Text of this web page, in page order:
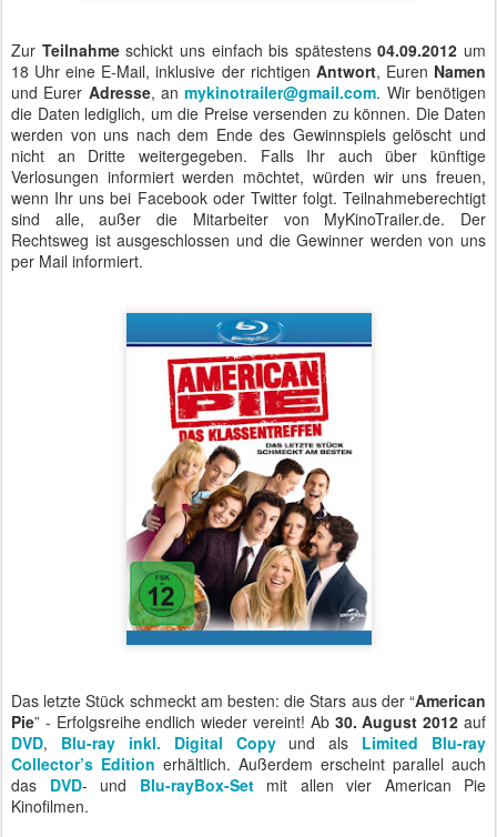
Zur Teilnahmeschickt uns einfach bis spätestens04.09.2012 um
18 Uhr eine E-Mail, inklusive der richtigen Antwort, Euren Namen
und Eurer Adresse, anmykinotrailer@gmail.com. Wir benötigen
die Daten lediglich, um die Preise versenden zu können. Die Daten
werden von uns nach dem Ende des Gewinnspiels gelöscht und
nicht an Dritte weitergegeben. Falls Ihr auch über künftige
Verlosungen informiert werden möchtet, würden wir uns freuen,
wenn Ihr uns bei Facebook oder Twitter folgt. Teilnahmeberechtigt
sind alle, außer die Mitarbeiter von MyKinoTrailer.de. Der
Rechtsweg ist ausgeschlossen und die Gewinner werden von uns
per Mail informiert.
Das letzte Stück schmeckt am besten: die Stars aus der “American
Pie” - Erfolgsreihe endlich wieder vereint! Ab 30. August 2012 auf
DVD, Blu-ray inkl. Digital Copyund als Limited Blu-ray
Collector’s Edition erhältlich. Außerdem erscheint parallel auch
das DVD- und Blu-rayBox-Setmit allen vier American Pie
Kinofilmen.